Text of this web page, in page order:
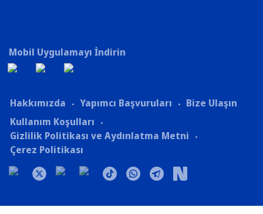
Mobil Uygulamayı İndirin
Hakkımızda Yapımcı Başvuruları
Bize Ulaşın
Kullanım Koşulları
Gizlilik Politikası ve Aydınlatma Metni
Çerez Politikası